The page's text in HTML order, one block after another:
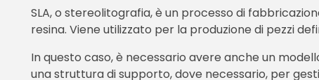
SLA, o stereolitografia, è un processo di
resina. Viene utilizzato per la produzione di pezzi
In questo caso, è necessario avere anche un
una struttura di supporto, dove necessario, per